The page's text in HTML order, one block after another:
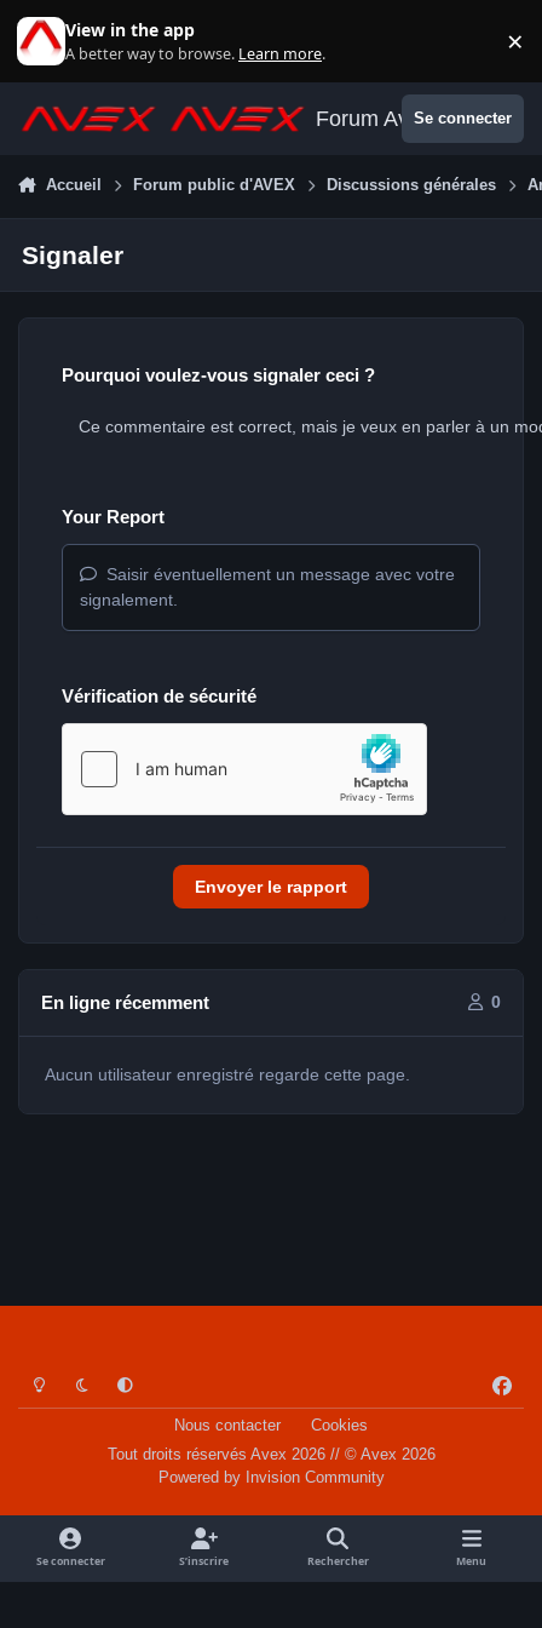
View in the app
A better way to browse. Learn more. ×
Forum AvexSe connecter
Accueil Forum public d'AVEX Discussions générales
Signaler
Pourquoi voulez-vous signaler ceci ?
Your Report
Saisir éventuellement un message avec votre
signalement.
Vérification de sécurité
Envoyer le rapport
En ligne récemment 0
Aucun utilisateur enregistré regarde cette page.
Light ModeDark ModeSystem Preference
a
o
k
Nous contacter
Cookies
Tout droits réservés Avex 2026 // © Avex 2026
Powered by Invision Community
Se connecter S’inscrire Rechercher Menu